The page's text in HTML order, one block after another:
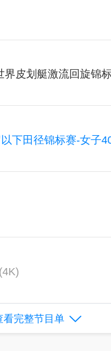
界皮划艇激流回旋锦
下田径锦标赛-女子
看完整节目单